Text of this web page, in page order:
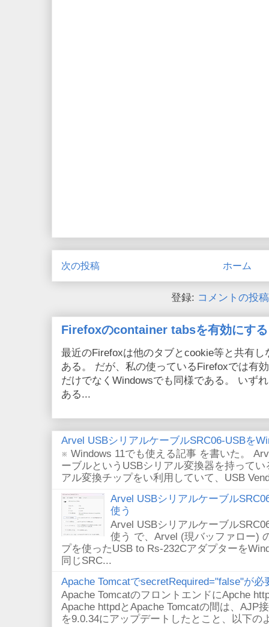
次の投稿 ホーム
登録: コメントの投
Firefoxのcontainer tabsを有効にする
最近のFirefoxは他のタブとcookie等と共有
ある。 だが、私の使っているFirefoxでは有
だけでなくWindowsでも同様である。 いず
ある...
Arvel USBシリアルケーブルSRC06-USBを
※ Windows 11でも使える記事 を書いた。
ーブルというUSBシリアル変換器を持って
アル変換チップをい利用していて、USB
Arvel USBシリアルケーブル
使う
Arvel USBシリアルケーブル
使う で、Arvel (現バッファロー)
プを使ったUSB to Rs-232Cアダプターを
同じSRC...
Apache TomcatでsecretRequired="false"が必
Apache TomcatのフロントエンドにApche
Apache httpdとApache Tomcatの間は、AJP
を9.0.34にアップデートしたとこと、以下の